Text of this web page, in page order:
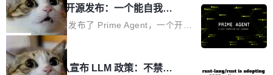
键的是 FA2 的持久性...
（OHDD：OpenHarmony Hardware Develope
r Day）将在杭州启航。活动面向智能硬件产业
链企业和开发者，邀请行业专家与资深技术顾
问，围绕开源鸿蒙技术能力、设备适配、芯片适
配、功耗与稳定性调优、兼容性测评及统一互联
障无法工作。Pages、Copilot code review、C
opilot coding agent 全部受影响。从检测到完全
恢复，大约 12 小时。 这是 2026 年 8 月的第六
起事故，其中四起与 AI/Copilot 服务相关。 Git
Hub 员工 kdaigle 在 HN 讨论中贴出了一组数
Prime Agent 开源发布：一个能自我改
进的编程 Agent，ARC-AGI 3 超越人类
专家基线
Prime Intellect 发布了 Prime Agent，一个开源
的编程 Agent Harness，核心设计围绕两个抽
象：Recursive Language Model（RLM）和 C
ontinual Harness。在 ARC-AGI 3 基准测试
局
Rust 项目团队宣布 LLM 政策：不禁